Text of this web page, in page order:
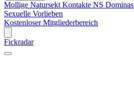
Mollige Natursekt Kontakte NS Dominas
Sexuelle Vorlieben
Kostenloser Mitgliederbereich
Fickradar